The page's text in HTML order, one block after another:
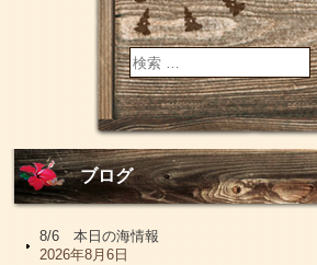
ブログ
8/6 本日の海情報
2026年8月6日